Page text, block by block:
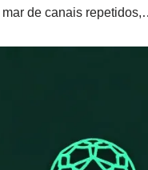
mar de canais